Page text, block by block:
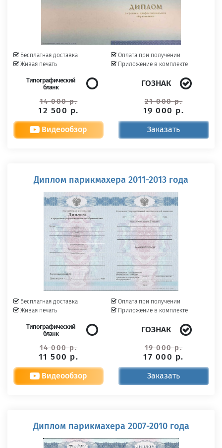
Бесплатная доставка
Живая печать
Оплата при получении
Приложение в комплекте
Типографический
бланк
14 000 р.
12 500 р.
ГОЗНАК
21 000 р.
19 000 р.
Видеообзор Заказать
Диплом парикмахера 2011-2013 года
Бесплатная доставка
Живая печать
Оплата при получении
Приложение в комплекте
Типографический
бланк
14 000 р.
11 500 р.
ГОЗНАК
19 000 р.
17 000 р.
Видеообзор Заказать
Диплом парикмахера 2007-2010 года